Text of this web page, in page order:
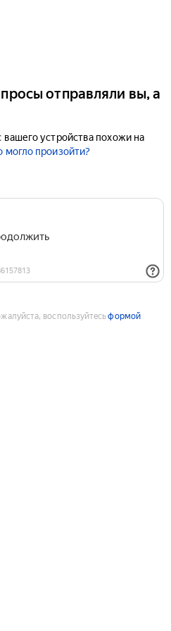
отправляли вы, а
устройства похожи на
могло произойти?
воспользуйтесьформой